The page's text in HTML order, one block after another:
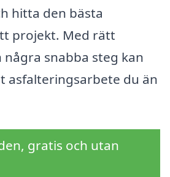
hitta den bästa
projekt. Med rätt
snabba steg kan
asfalteringsarbete du än
gratis och utan